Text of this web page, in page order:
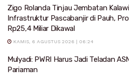
Zigo Rolanda Tinjau Jembatan
Infrastruktur Pascabanjir di Pauh,
Rp25,4 Miliar Dikawal
KAMIS, 6 AGUSTUS 2026 | 06:24
Mulyadi: PWRI Harus Jadi Teladan
Pariaman